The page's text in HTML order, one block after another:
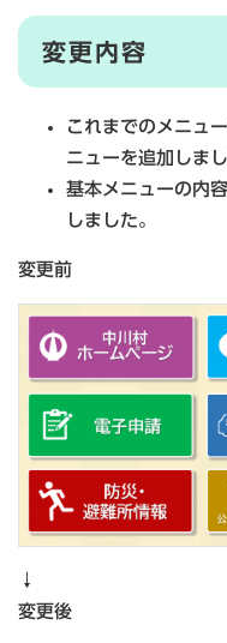
変更内容
これまでのメニュ
ニューを追加しまし
基本メニューの内
しました。​
変更前
↓
変更後